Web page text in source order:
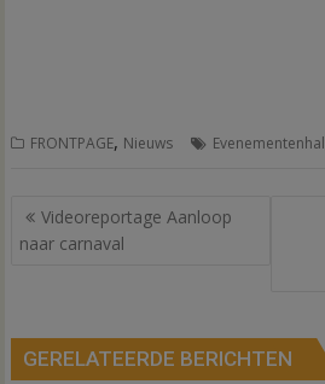
FRONTPAGE, Nieuws Evenementenhal
Bericht
navigatie
Videoreportage Aanloop
naar carnaval
GERELATEERDE BERICHTEN